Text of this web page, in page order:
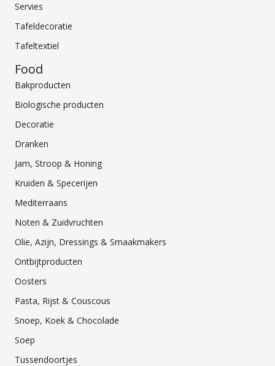
Servies
Tafeldecoratie
Tafeltextiel
Food
Bakproducten
Biologische producten
Decoratie
Dranken
Jam, Stroop & Honing
Kruiden & Specerijen
Mediterraans
Noten & Zuidvruchten
Olie, Azijn, Dressings & Smaakmakers
Ontbijtproducten
Oosters
Pasta, Rijst & Couscous
Snoep, Koek & Chocolade
Soep
Tussendoortjes